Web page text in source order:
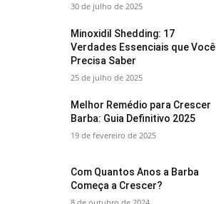
30 de julho de 2025
Minoxidil Shedding: 17
Verdades Essenciais que Você
Precisa Saber
25 de julho de 2025
Melhor Remédio para Crescer
Barba: Guia Definitivo 2025
19 de fevereiro de 2025
Com Quantos Anos a Barba
Começa a Crescer?